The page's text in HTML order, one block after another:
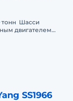
тонн Шасси
двигателем
SS1966